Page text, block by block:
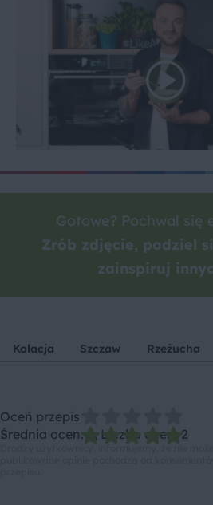
Gotowe? Pochwal się
Zrób zdjęcie, podziel
zainspiruj
Kolacja Szczaw Rzeżucha
Oceń przepis
Średnia ocen: 5, Liczba ocen: 2